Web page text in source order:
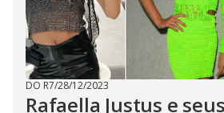
DO R7/28/12/2023
Rafaella Justus e